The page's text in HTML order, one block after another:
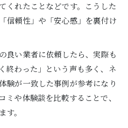
くれたことなどです。こうした
信頼性」や「安心感」を裏付け
良い業者に依頼したら、実際も
終わった」という声も多く、ネ
験が一致した事例が参考になり
ミや体験談を比較することで、
。